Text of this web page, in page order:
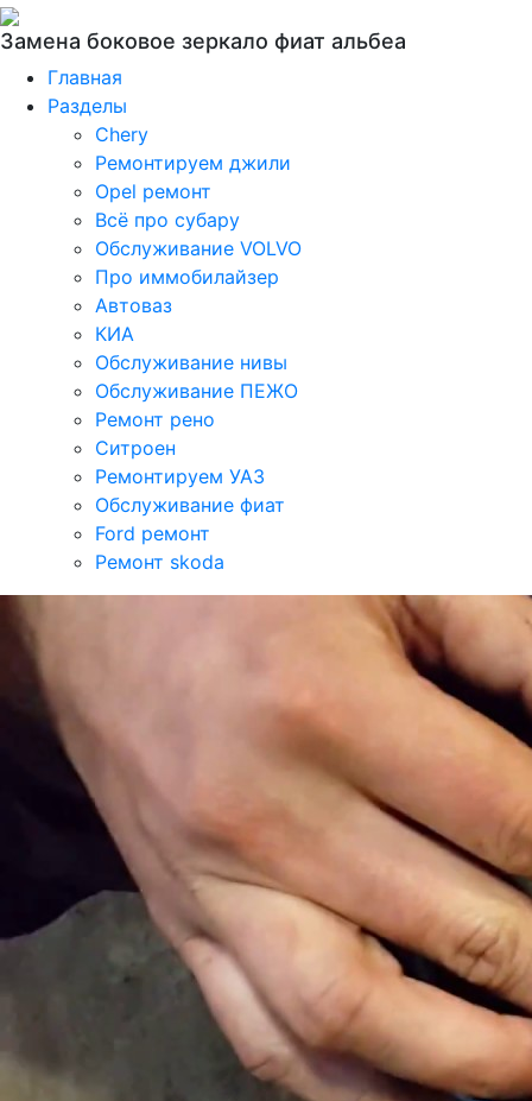
Замена боковое зеркало фиат альбеа
Главная
Разделы
Chery
Ремонтируем джили
Opel ремонт
Всё про субару
Обслуживание VOLVO
Про иммобилайзер
Автоваз
КИА
Обслуживание нивы
Обслуживание ПЕЖО
Ремонт рено
Ситроен
Ремонтируем УАЗ
Обслуживание фиат
Ford ремонт
Ремонт skoda